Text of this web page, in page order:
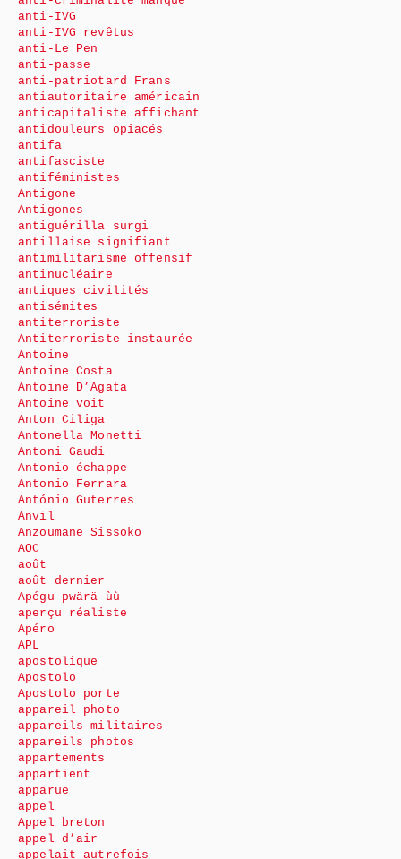
anti-IVG
anti-IVG revêtus
anti-Le Pen
anti-passe
anti-patriotard Frans
antiautoritaire américain
anticapitaliste affichant
antidouleurs opiacés
antifa
antifasciste
antiféministes
Antigone
Antigones
antiguérilla surgi
antillaise signifiant
antimilitarisme offensif
antinucléaire
antiques civilités
antisémites
antiterroriste
Antiterroriste instaurée
Antoine
Antoine Costa
Antoine D’Agata
Antoine voit
Anton Ciliga
Antonella Monetti
Antoni Gaudi
Antonio échappe
Antonio Ferrara
António Guterres
Anvil
Anzoumane Sissoko
AOC
août
août dernier
Apégu pwärä-ùù
aperçu réaliste
Apéro
APL
apostolique
Apostolo
Apostolo porte
appareil photo
appareils militaires
appareils photos
appartements
appartient
apparue
appel
Appel breton
appel d’air
appelait autrefois